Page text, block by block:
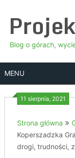
content
Blog o górach,
MENU
11 sierpnia, 2021
Strona główna
Koperszadzka
drogi, trudności,